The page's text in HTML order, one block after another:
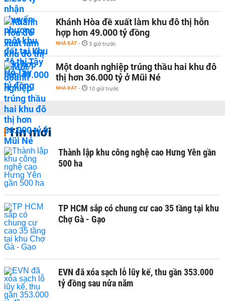
Khánh Hòa đề xuất làm khu đô thị hỗn
hợp hơn 49.000 tỷ đồng
NHÀ ĐẤT - 3 giờ trước
Một doanh nghiệp trúng thầu hai khu đô
thị hơn 36.000 tỷ ở Mũi Né
NHÀ ĐẤT - 10 giờ trước
Tin mới
Thành lập khu công nghệ cao Hưng Yên gần
500 ha
TP HCM sắp có chung cư cao 35 tầng tại khu
Chợ Gà - Gạo
EVN đã xóa sạch lỗ lũy kế, thu gần 353.000
tỷ đồng sau nửa năm